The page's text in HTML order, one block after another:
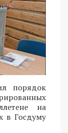
порядок
на
в Госдуму